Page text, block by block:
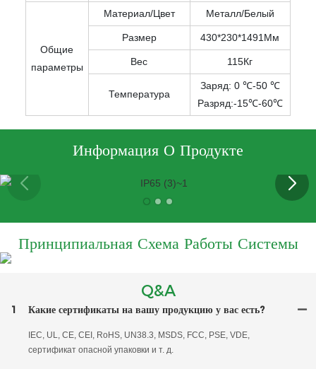
Общие
параметры
Материал/Цвет Металл/Белый
Размер 430*230*1491Мм
Вес 115Кг
Температура
Заряд: 0 ℃-50 ℃
Разряд:-15℃-60℃
Информация О Продукте
Принципиальная Схема Работы Системы
Q&A
1 Какие сертификаты на вашу продукцию у вас есть?
IEC, UL, CE, CEI, RoHS, UN38.3, MSDS, FCC, PSE, VDE,
сертификат опасной упаковки и т. д.